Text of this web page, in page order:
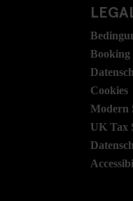
Booking
Cookies
Modern
UK Tax